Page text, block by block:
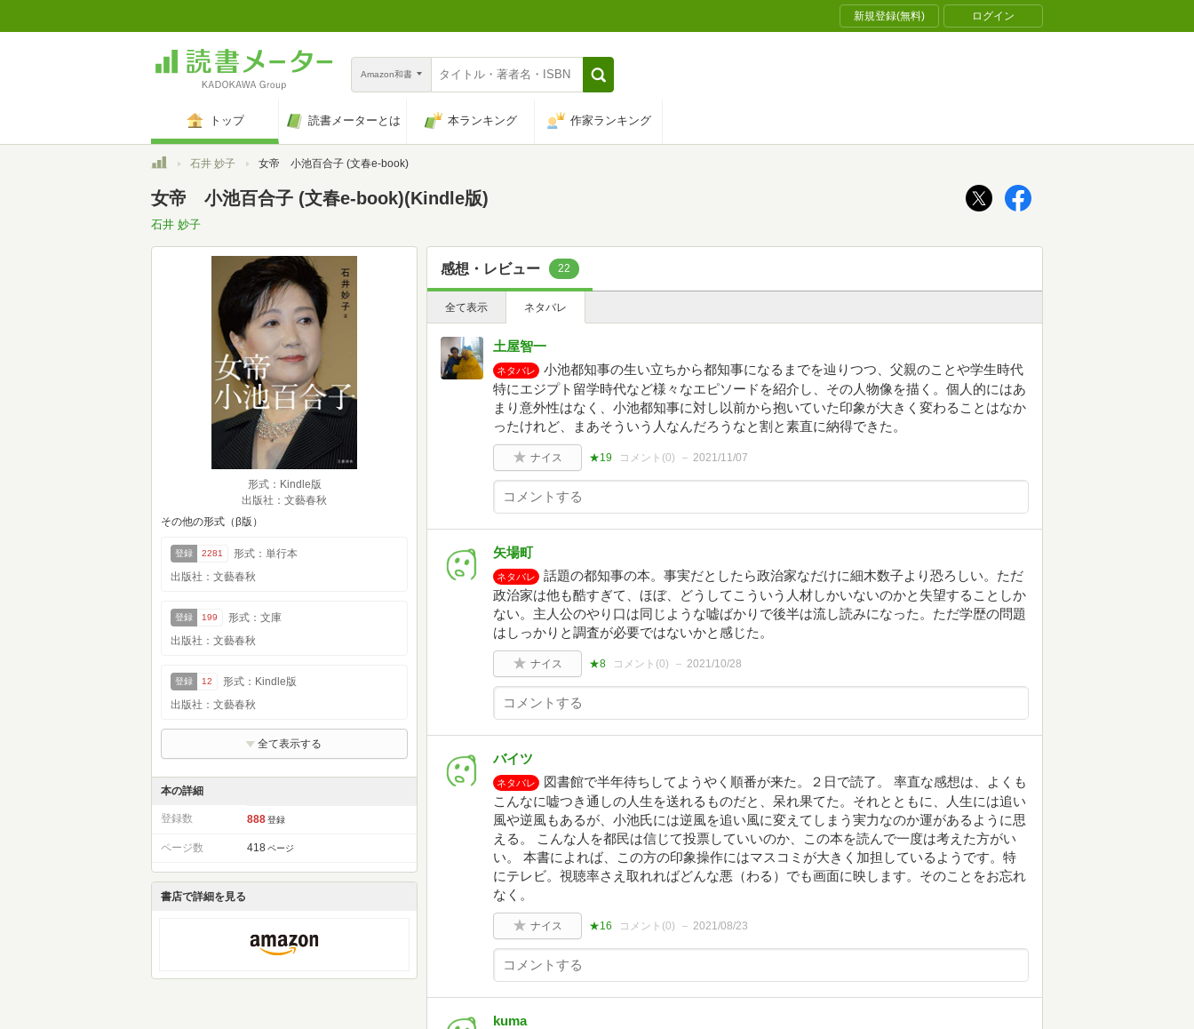
新規登録(無料) ログイン
Amazon和書
トップ 読書メーターとは 本ランキング 作家ランキング
トップ石井 妙子 女帝 小池百合子 (文春e-book)
女帝 小池百合子 (文春e-book)(Kindle版)
石井 妙子
形式：Kindle版
出版社：文藝春秋
その他の形式（β版）
登録 2281
形式：単行本
出版社：文藝春秋
登録 199
形式：文庫
出版社：文藝春秋
登録 12
形式：Kindle版
出版社：文藝春秋
全て表示する
本の詳細
登録数 888 登録
ページ数 418 ページ
書店で詳細を見る
感想・レビュー 22
全て表示 ネタバレ
土屋智一
ネタバレ
小池都知事の生い立ちから都知事になるまでを辿りつつ、父親のことや学生時代
特にエジプト留学時代など様々なエピソードを紹介し、その人物像を描く。個人的にはあ
まり意外性はなく、小池都知事に対し以前から抱いていた印象が大きく変わることはなか
ったけれど、まあそういう人なんだろうなと割と素直に納得できた。
ナイス ★19 コメント(0) 2021/11/07
矢場町
ネタバレ
話題の都知事の本。事実だとしたら政治家なだけに細木数子より恐ろしい。ただ
政治家は他も酷すぎて、ほぼ、どうしてこういう人材しかいないのかと失望することしか
ない。主人公のやり口は同じような嘘ばかりで後半は流し読みになった。ただ学歴の問題
はしっかりと調査が必要ではないかと感じた。
ナイス ★8 コメント(0) 2021/10/28
バイツ
ネタバレ
図書館で半年待ちしてようやく順番が来た。２日で読了。 率直な感想は、よくも
こんなに嘘つき通しの人生を送れるものだと、呆れ果てた。それとともに、人生には追い
風や逆風もあるが、小池氏には逆風を追い風に変えてしまう実力なのか運があるように思
える。 こんな人を都民は信じて投票していいのか、この本を読んで一度は考えた方がい
い。 本書によれば、この方の印象操作にはマスコミが大きく加担しているようです。特
にテレビ。視聴率さえ取れればどんな悪（わる）でも画面に映します。そのことをお忘れ
なく。
ナイス ★16 コメント(0) 2021/08/23
kuma